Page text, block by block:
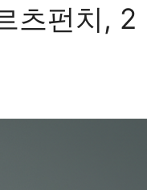
츠펀치, 2